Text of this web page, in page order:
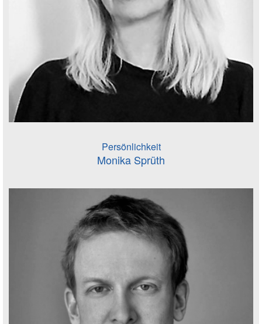
Persönlichkeit
Monika Sprüth